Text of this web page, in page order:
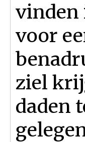
vinden
voor
ziel
daden